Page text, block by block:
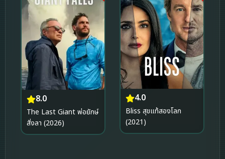
8.0
The Last Giant พ่อยักษ์
สั่งลา (2026)
4.0
Bliss สุขแท้สองโลก
(2021)